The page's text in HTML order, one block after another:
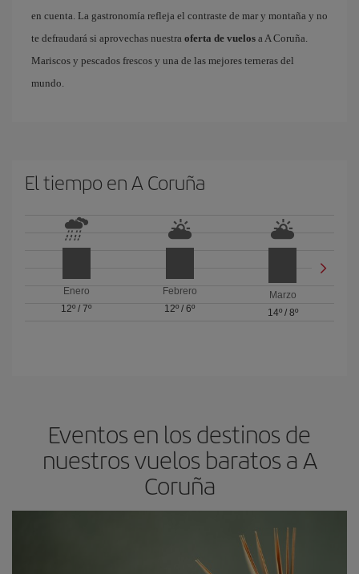
en cuenta. La gastronomía refleja el contraste de mar y montaña y no
te defraudará si aprovechas nuestra oferta de vuelos a A Coruña.
Mariscos y pescados frescos y una de las mejores terneras del
mundo.
El tiempo en A Coruña
Enero
12º /7º
Febrero
12º / 6º
Marzo
14º/ 8º
Eventos en los destinos de
nuestros vuelos baratos a A
Coruña